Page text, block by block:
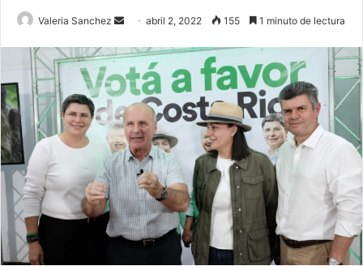
Valeria Sanchez
Send
email
abril 2, 2022 155 1 minuto de lectura